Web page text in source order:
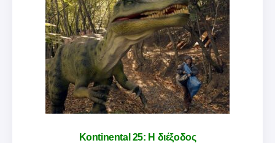
Kontinental 25: Η διέξοδος